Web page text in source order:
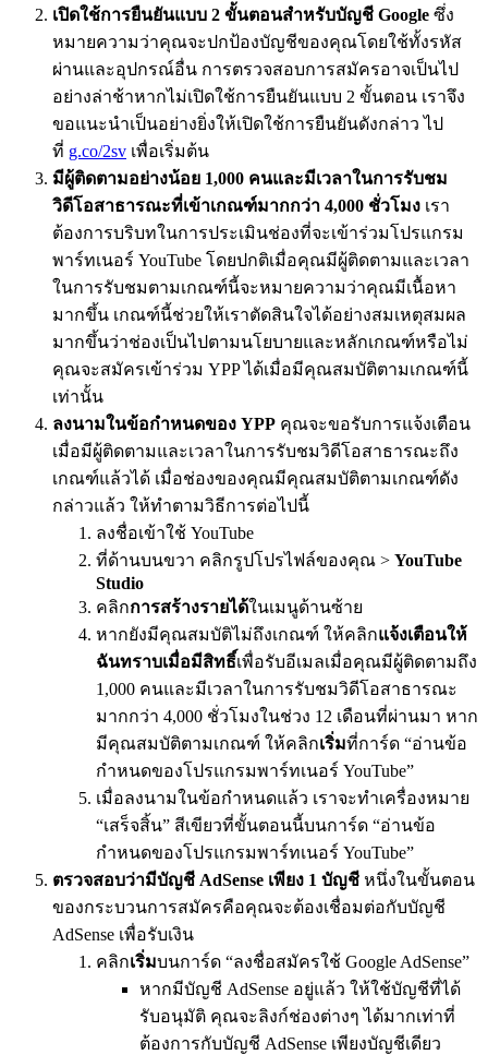
เปิดใช้การยืนยันแบบ 2 ขั้นตอนสำหรับบัญชี Google ซึ่ง
หมายความว่าคุณจะปกป้องบัญชีของคุณโดยใช้ทั้งรหัส
ผ่านและอุปกรณ์อื่น การตรวจสอบการสมัครอาจเป็นไป
อย่างล่าช้าหากไม่เปิดใช้การยืนยันแบบ 2 ขั้นตอน เราจึง
ขอแนะนำเป็นอย่างยิ่งให้เปิดใช้การยืนยันดังกล่าว ไป
ที่ g.co/2sv เพื่อเริ่มต้น
มีผู้ติดตามอย่างน้อย 1,000 คนและมีเวลาในการรับชม
วิดีโอสาธารณะที่เข้าเกณฑ์มากกว่า 4,000 ชั่วโมง เรา
ต้องการบริบทในการประเมินช่องที่จะเข้าร่วมโปรแกรม
พาร์ทเนอร์ YouTube โดยปกติเมื่อคุณมีผู้ติดตามและเวลา
ในการรับชมตามเกณฑ์นี้จะหมายความว่าคุณมีเนื้อหา
มากขึ้น เกณฑ์นี้ช่วยให้เราตัดสินใจได้อย่างสมเหตุสมผล
มากขึ้นว่าช่องเป็นไปตามนโยบายและหลักเกณฑ์หรือไม่
คุณจะสมัครเข้าร่วม YPP ได้เมื่อมีคุณสมบัติตามเกณฑ์นี้
เท่านั้น
ลงนามในข้อกำหนดของ YPP คุณจะขอรับการแจ้งเตือน
เมื่อมีผู้ติดตามและเวลาในการรับชมวิดีโอสาธารณะถึง
เกณฑ์แล้วได้ เมื่อช่องของคุณมีคุณสมบัติตามเกณฑ์ดัง
กล่าวแล้ว ให้ทำตามวิธีการต่อไปนี้
ลงชื่อเข้าใช้ YouTube
ที่ด้านบนขวา คลิกรูปโปรไฟล์ของคุณ > YouTube
Studio
คลิกการสร้างรายได้ในเมนูด้านซ้าย
หากยังมีคุณสมบัติไม่ถึงเกณฑ์ ให้คลิกแจ้งเตือนให้
ฉันทราบเมื่อมีสิทธิ์เพื่อรับอีเมลเมื่อคุณมีผู้ติดตามถึง
1,000 คนและมีเวลาในการรับชมวิดีโอสาธารณะ
มากกว่า 4,000 ชั่วโมงในช่วง 12 เดือนที่ผ่านมา หาก
มีคุณสมบัติตามเกณฑ์ ให้คลิกเริ่มที่การ์ด “อ่านข้อ
กำหนดของโปรแกรมพาร์ทเนอร์ YouTube”
เมื่อลงนามในข้อกำหนดแล้ว เราจะทำเครื่องหมาย
“เสร็จสิ้น” สีเขียวที่ขั้นตอนนี้บนการ์ด “อ่านข้อ
กำหนดของโปรแกรมพาร์ทเนอร์ YouTube”
ตรวจสอบว่ามีบัญชี AdSense เพียง 1 บัญชี หนึ่งในขั้นตอน
ของกระบวนการสมัครคือคุณจะต้องเชื่อมต่อกับบัญชี
AdSense เพื่อรับเงิน
คลิกเริ่มบนการ์ด “ลงชื่อสมัครใช้ Google AdSense”
หากมีบัญชี AdSense อยู่แล้ว ให้ใช้บัญชีที่ได้
รับอนุมัติ คุณจะลิงก์ช่องต่างๆ ได้มากเท่าที่
ต้องการกับบัญชี AdSense เพียงบัญชีเดียว